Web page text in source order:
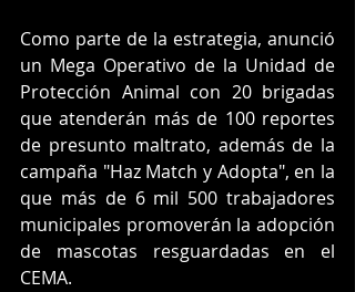
Como parte de la estrategia, anunció
un Mega Operativo de la Unidad de
Protección Animal con 20 brigadas
que atenderán más de 100 reportes
de presunto maltrato, además de la
campaña "Haz Match y Adopta", en la
que más de 6 mil 500 trabajadores
municipales promoverán la adopción
de mascotas resguardadas en el
CEMA.